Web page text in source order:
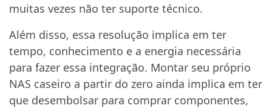
muitas vezes não ter suporte técnico.
Além disso, essa resolução implica em ter
tempo, conhecimento e a energia necessária
para fazer essa integração. Montar seu próprio
NAS caseiro a partir do zero ainda implica em ter
que desembolsar para comprar componentes,